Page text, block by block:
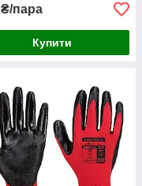
₴/пара
Купити